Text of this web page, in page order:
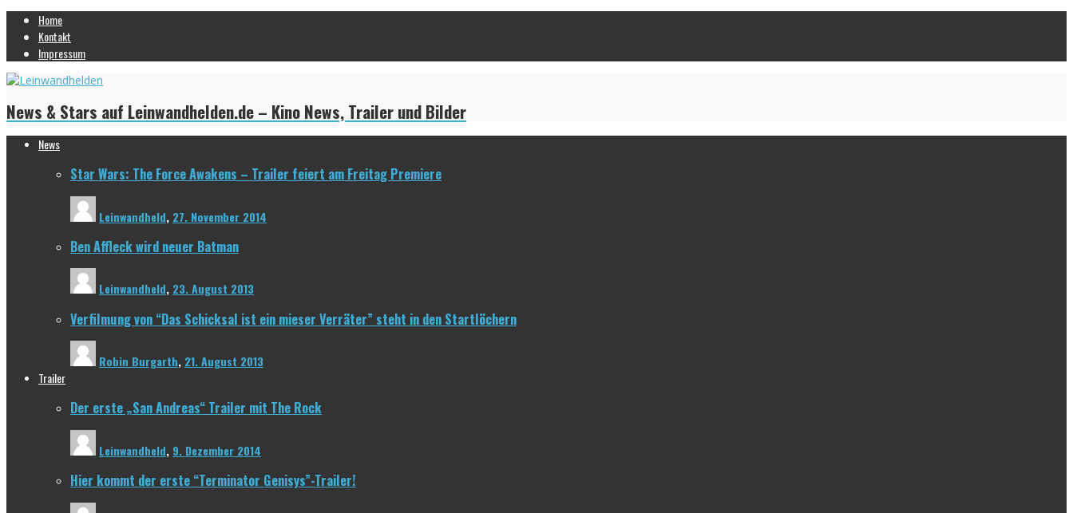
Home
Kontakt
Impressum
News & Stars auf Leinwandhelden.de – Kino News, Trailer und Bilder
News
Star Wars: The Force Awakens – Trailer feiert am Freitag Premiere
Leinwandheld, 27. November 2014
Ben Affleck wird neuer Batman
Leinwandheld, 23. August 2013
Verfilmung von “Das Schicksal ist ein mieser Verräter” steht in den Startlöchern
Robin Burgarth, 21. August 2013
Trailer
Der erste „San Andreas“ Trailer mit The Rock
Leinwandheld, 9. Dezember 2014
Hier kommt der erste “Terminator Genisys”-Trailer!